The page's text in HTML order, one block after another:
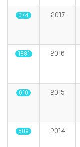
2017
374
2016
1881
2015
610
2014
509